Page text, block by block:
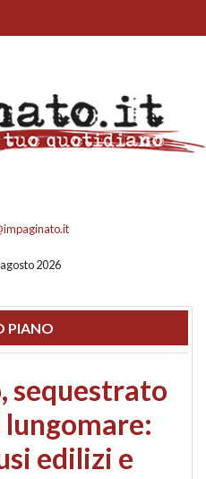
2026
PIANO
sequestrato
lungomare:
edilizi e